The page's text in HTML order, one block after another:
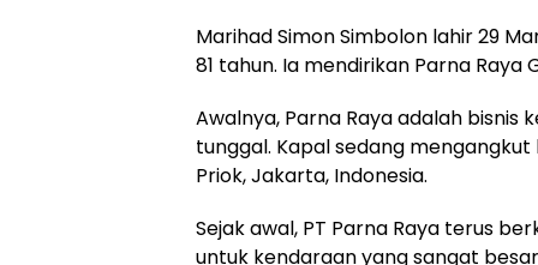
Marihad Simon Simbolon lahir 29
81 tahun. Ia mendirikan Parna Raya
Awalnya, Parna Raya adalah bisnis
tunggal. Kapal sedang
Priok, Jakarta, Indonesia.
Sejak awal, PT Parna Raya terus
untuk kendaraan yang sangat